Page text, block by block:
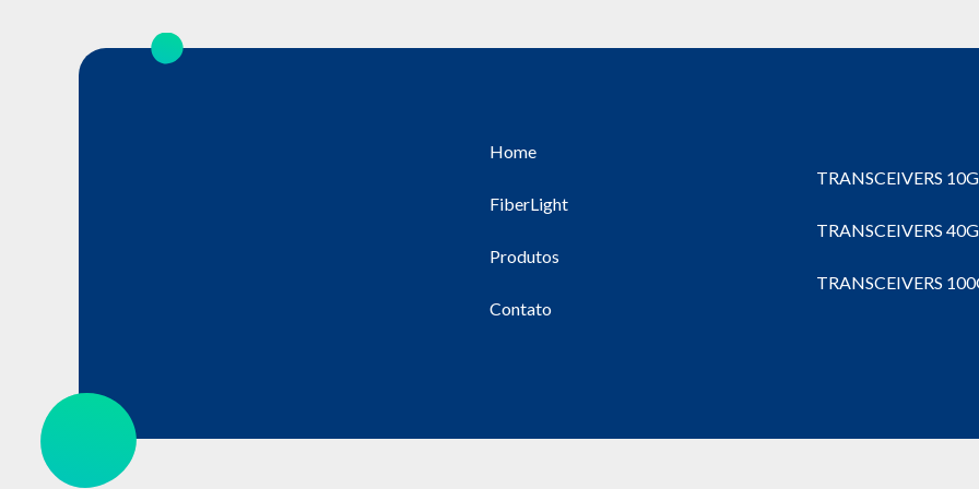
Home
FiberLight
Produtos
Contato
TRANSCEIVERS
TRANSCEIVERS
TRANSCEIVERS